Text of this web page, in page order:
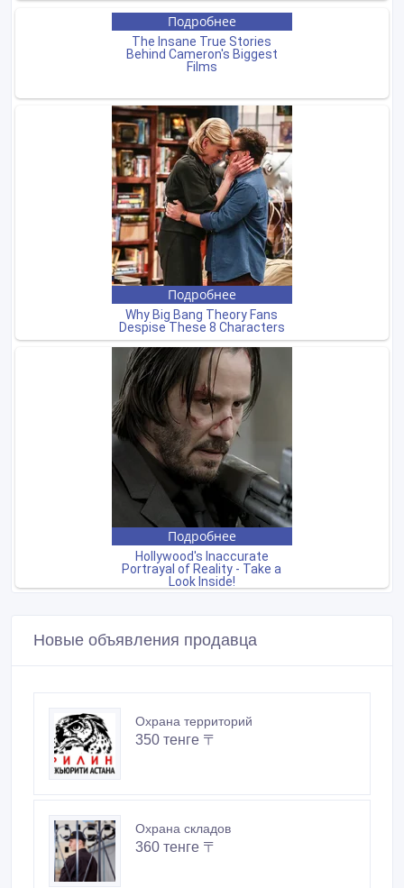
Новые объявления продавца
Охрана территорий
350 тенге 〒
Охрана складов
360 тенге 〒